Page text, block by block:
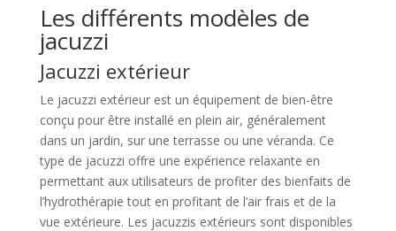
Les différents modèles de
jacuzzi
Jacuzzi extérieur
Le jacuzzi extérieur est un équipement de bien-être
conçu pour être installé en plein air, généralement
dans un jardin, sur une terrasse ou une véranda. Ce
type de jacuzzi offre une expérience relaxante en
permettant aux utilisateurs de profiter des bienfaits de
l’hydrothérapie tout en profitant de l’air frais et de la
vue extérieure. Les jacuzzis extérieurs sont disponibles